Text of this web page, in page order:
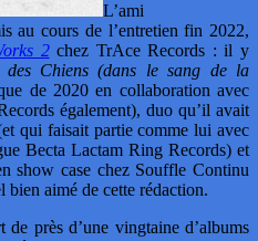
L’ami
au cours de l’entretien fin 2022,
2chez TrAce Records : il y
des Chiens (dans le sang de la
de 2020 en collaboration avec
également), duo qu’il avait
qui faisait partie comme lui avec
Becta Lactam Ring Records) et
show case chez Souffle Continu
aimé de cette rédaction.
près d’une vingtaine d’albums